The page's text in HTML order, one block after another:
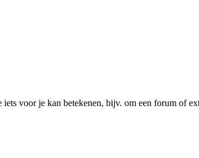
voor je kan betekenen, bijv. om een forum of